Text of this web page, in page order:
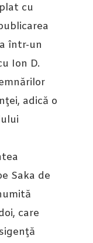
cu
într-un
Ion D.
adică o
Saka de
care